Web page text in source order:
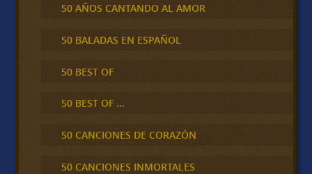
50 AÑOS CANTANDO AL AMOR
50 BALADAS EN ESPAÑOL
50 BEST OF
50 BEST OF …
50 CANCIONES DE CORAZÓN
50 CANCIONES INMORTALES